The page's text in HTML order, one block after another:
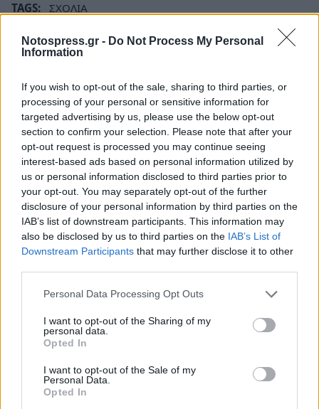
Notospress.gr - Do Not Process My Personal
Information
If you wish to opt-out of the sale, sharing to third parties, or
processing of your personal or sensitive information for
targeted advertising by us, please use the below opt-out
section to confirm your selection. Please note that after your
opt-out request is processed you may continue seeing
interest-based ads based on personal information utilized by
us or personal information disclosed to third parties prior to
your opt-out. You may separately opt-out of the further
disclosure of your personal information by third parties on the
IAB’s list of downstream participants. This information may
also be disclosed by us to third parties on the IAB’s List of
Downstream Participants that may further disclose it to other
Personal Data Processing Opt Outs
I want to opt-out of the Sharing of my
personal data.
Opted In
I want to opt-out of the Sale of my
Personal Data.
Opted In
TAGS: ΣΧΟΛΙΑ